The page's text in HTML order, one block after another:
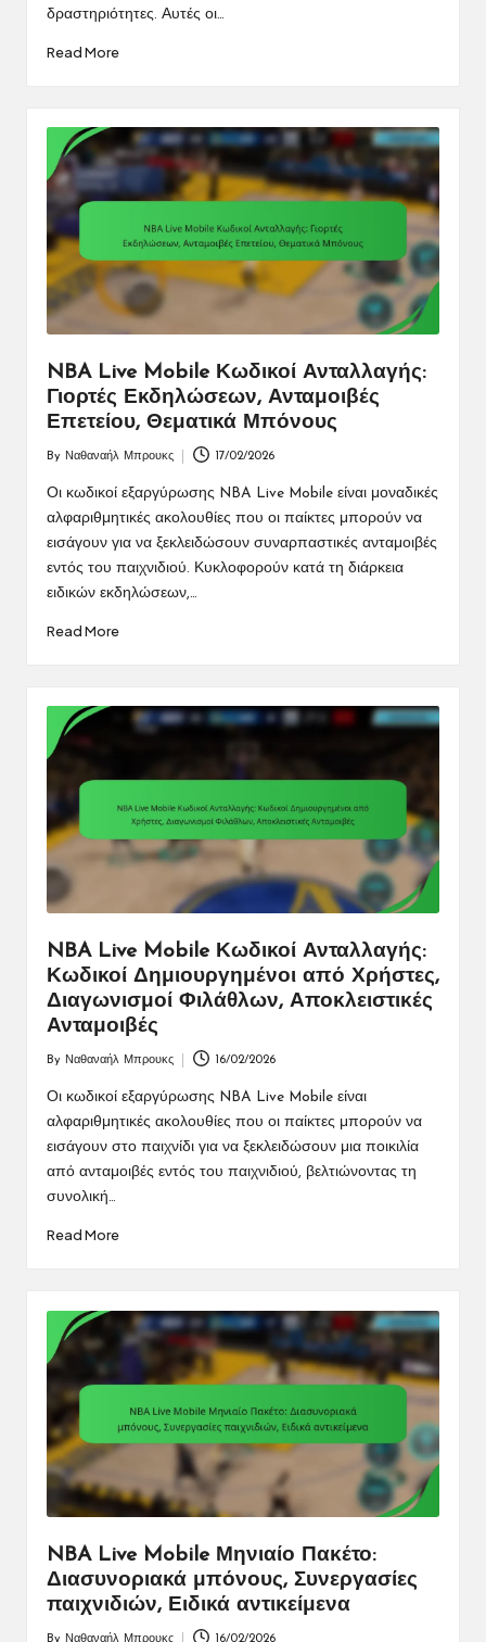
δραστηριότητες. Αυτές οι…
Read More
NBA Live Mobile Κωδικοί Ανταλλαγής:
Γιορτές Εκδηλώσεων, Ανταμοιβές
Επετείου, Θεματικά Μπόνους
Posted
by
By Ναθαναήλ Μπρουκς 17/02/2026
Οι κωδικοί εξαργύρωσης NBA Live Mobile είναι μοναδικές
αλφαριθμητικές ακολουθίες που οι παίκτες μπορούν να
εισάγουν για να ξεκλειδώσουν συναρπαστικές ανταμοιβές
εντός του παιχνιδιού. Κυκλοφορούν κατά τη διάρκεια
ειδικών εκδηλώσεων,…
Read More
NBA Live Mobile Κωδικοί Ανταλλαγής:
Κωδικοί Δημιουργημένοι από Χρήστες,
Διαγωνισμοί Φιλάθλων, Αποκλειστικές
Ανταμοιβές
by
By Ναθαναήλ Μπρουκς 16/02/2026
Οι κωδικοί εξαργύρωσης NBA Live Mobile είναι
αλφαριθμητικές ακολουθίες που οι παίκτες μπορούν να
εισάγουν στο παιχνίδι για να ξεκλειδώσουν μια ποικιλία
από ανταμοιβές εντός του παιχνιδιού, βελτιώνοντας τη
συνολική…
Read More
NBA Live Mobile Μηνιαίο Πακέτο:
Διασυνοριακά μπόνους, Συνεργασίες
παιχνιδιών, Ειδικά αντικείμενα
By Ναθαναήλ Μπρουκς 16/02/2026